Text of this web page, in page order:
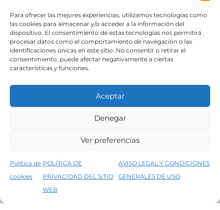
Para ofrecer las mejores experiencias, utilizamos tecnologías como
las cookies para almacenar y/o acceder a la información del
dispositivo. El consentimiento de estas tecnologías nos permitirá
procesar datos como el comportamiento de navegación o las
identificaciones únicas en este sitio. No consentir o retirar el
consentimiento, puede afectar negativamente a ciertas
características y funciones.
Aceptar
Denegar
Ver preferencias
Política de
cookies
POLÍTICA DE
PRIVACIDAD DEL SITIO
WEB
AVISO LEGAL Y CONDICIONES
GENERALES DE USO
5% de descuento en tu primera compra, utiliza el código PRIMERACOMPRA
SÍGUENOS
Condiciones generales de venta
Política de privacidad del sitio web
©2026 Decopintur- todos los derechos